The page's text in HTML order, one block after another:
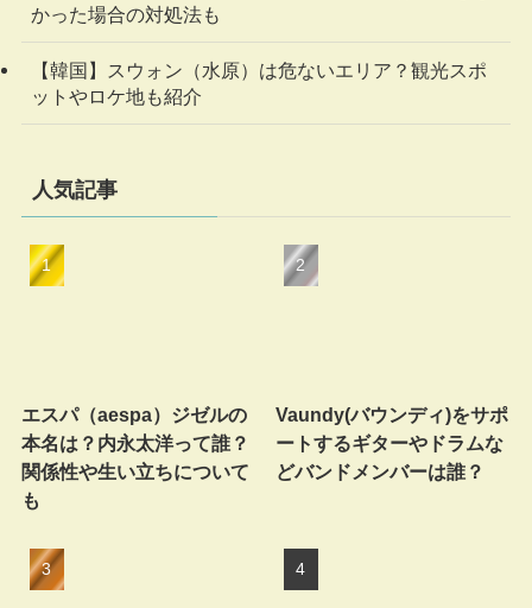
かった場合の対処法も
【韓国】スウォン（水原）は危ないエリア？観光スポ
ットやロケ地も紹介
人気記事
エスパ（aespa）ジゼルの
本名は？内永太洋って誰？
関係性や生い立ちについて
も
Vaundy(バウンディ)をサポ
ートするギターやドラムな
どバンドメンバーは誰？